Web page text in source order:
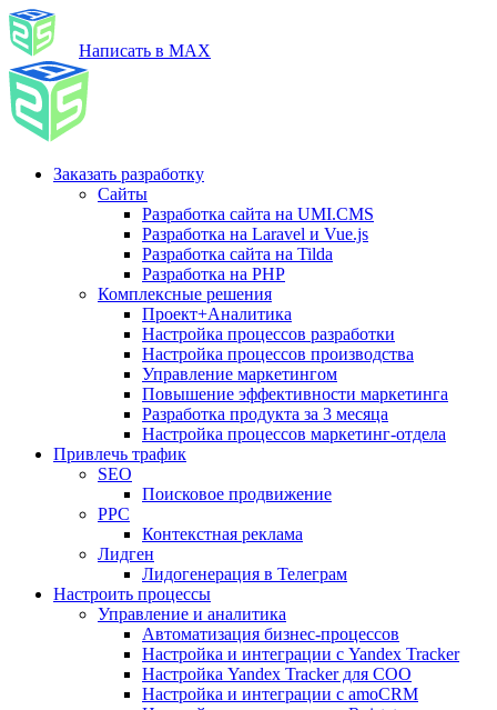
Написать в MAX
Заказать разработку
Сайты
Разработка сайта на UMI.CMS
Разработка на Laravel и Vue.js
Разработка сайта на Tilda
Разработка на PHP
Комплексные решения
Проект+Аналитика
Настройка процессов разработки
Настройка процессов производства
Управление маркетингом
Повышение эффективности маркетинга
Разработка продукта за 3 месяца
Настройка процессов маркетинг-отдела
Привлечь трафик
SEO
Поисковое продвижение
PPC
Контекстная реклама
Лидген
Лидогенерация в Телеграм
Настроить процессы
Управление и аналитика
Автоматизация бизнес-процессов
Настройка и интеграции с Yandex Tracker
Настройка Yandex Tracker для СОО
Настройка и интеграции с amoCRM